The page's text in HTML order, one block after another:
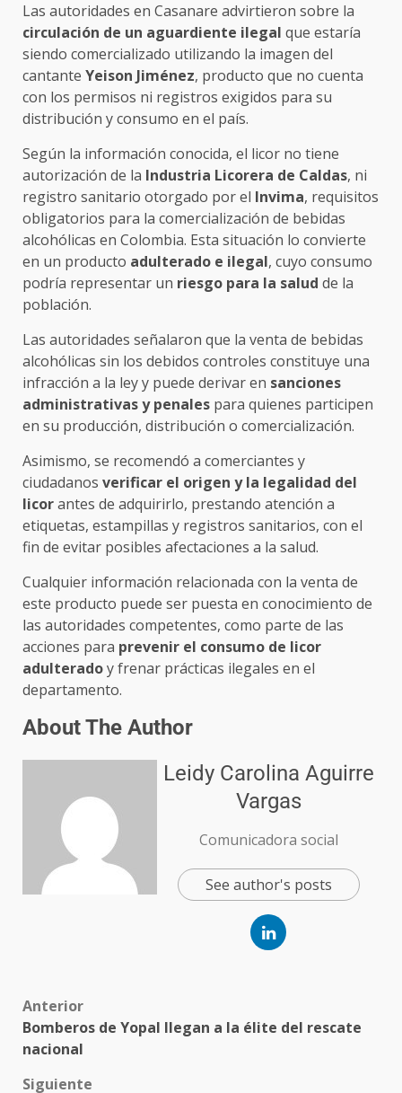
Las autoridades en Casanare advirtieron sobre la
circulación de un aguardiente ilegal que estaría
siendo comercializado utilizando la imagen del
cantante Yeison Jiménez, producto que no cuenta
con los permisos ni registros exigidos para su
distribución y consumo en el país.
Según la información conocida, el licor no tiene
autorización de la Industria Licorera de Caldas, ni
registro sanitario otorgado por el Invima, requisitos
obligatorios para la comercialización de bebidas
alcohólicas en Colombia. Esta situación lo convierte
en un producto adulterado e ilegal, cuyo consumo
podría representar un riesgo para la salud de la
población.
Las autoridades señalaron que la venta de bebidas
alcohólicas sin los debidos controles constituye una
infracción a la ley y puede derivar en sanciones
administrativas y penales para quienes participen
en su producción, distribución o comercialización.
Asimismo, se recomendó a comerciantes y
ciudadanos verificar el origen y la legalidad del
licorantes de adquirirlo, prestando atención a
etiquetas, estampillas y registros sanitarios, con el
fin de evitar posibles afectaciones a la salud.
Cualquier información relacionada con la venta de
este producto puede ser puesta en conocimiento de
las autoridades competentes, como parte de las
acciones para prevenir el consumo de licor
adulteradoy frenar prácticas ilegales en el
departamento.
About The Author
Leidy Carolina Aguirre
Vargas
Comunicadora social
See author's posts
Anterior
Bomberos de Yopal llegan a la élite del rescate
nacional
Siguiente